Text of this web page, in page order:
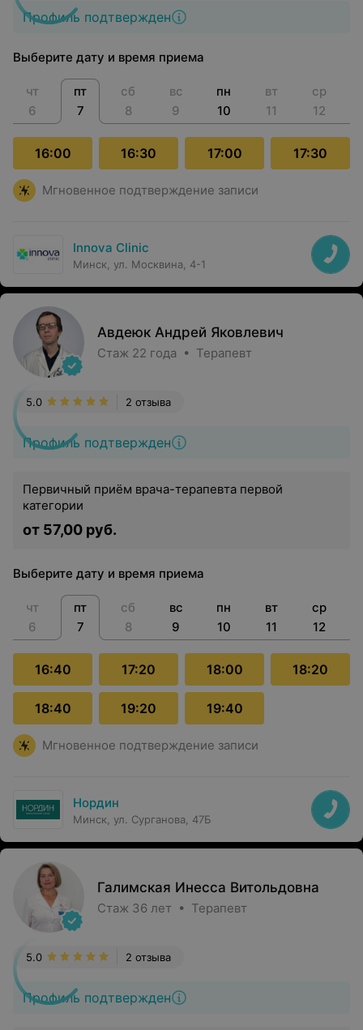
Профиль подтвержден
Выберите дату и время приема
чт
6
пт
7
сб
8
вс
9
пн
10
вт
11
ср
12
16:00 16:30 17:00 17:30
Мгновенное подтверждение записи
Innova Clinic
Минск, ул. Москвина, 4-1
Авдеюк Андрей Яковлевич
Стаж 22 года • Терапевт
Профиль подтвержден
2 отзыва
5.0
Первичный приём врача-терапевта первой
категории
от 57,00 руб.
Выберите дату и время приема
чт
6
пт
7
сб
8
вс
9
пн
10
вт
11
ср
12
16:40 17:20 18:00 18:20
18:40 19:20 19:40
Мгновенное подтверждение записи
Нордин
Минск, ул. Сурганова, 47Б
Галимская Инесса Витольдовна
Стаж 36 лет • Терапевт
Профиль подтвержден
2 отзыва
5.0